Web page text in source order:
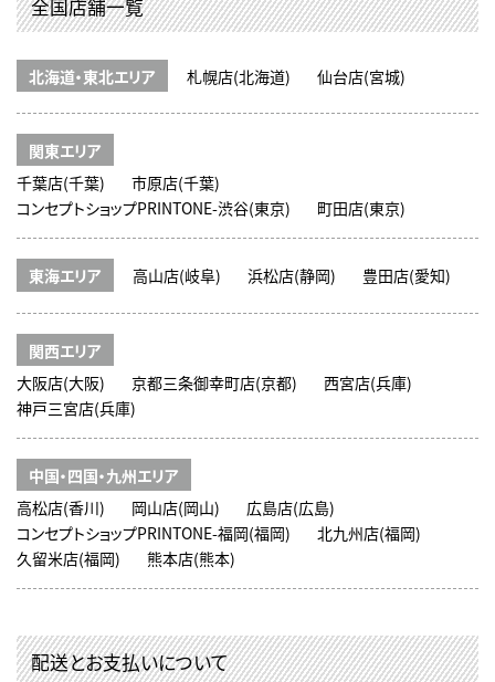
全国店舗一覧
北海道・東北エリア 札幌店(北海道) 仙台店(宮城)
関東エリア
千葉店(千葉)
市原店(千葉)
コンセプトショップPRINTONE-渋谷(東京)
町田店(東京)
東海エリア 高山店(岐阜) 浜松店(静岡) 豊田店(愛知)
関西エリア
大阪店(大阪)
京都三条御幸町店(京都)
西宮店(兵庫)
神戸三宮店(兵庫)
中国・四国・九州エリア
高松店(香川)
岡山店(岡山)
広島店(広島)
コンセプトショップPRINTONE-福岡(福岡)
北九州店(福岡)
久留米店(福岡)
熊本店(熊本)
配送とお支払いについて